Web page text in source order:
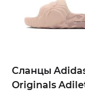
Сланцы
Originals